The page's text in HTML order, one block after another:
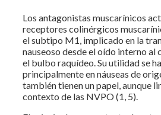
Los antagonistas muscarínicos
receptores colinérgicos
el subtipo M1, implicado en la
nauseoso desde el oído interno al
el bulbo raquídeo. Su utilidad se
principalmente en náuseas de
también tienen un papel, aunque
contexto de las NVPO (1, 5).